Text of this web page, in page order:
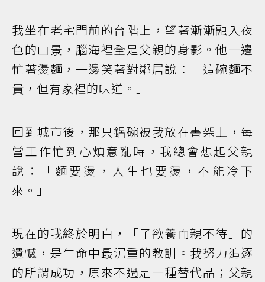
我坐在老宅門前的台階上，望著漸漸融入夜
色的山景，腦海裡全是父親的身影。他一邊
忙著燙麵，一邊笑著對鄰居說：「這碗麵不
貴，但有家裡的味道。」
回到城市後，那只鋁碗被我放在書架上，每
當工作忙到心煩意亂時，我總會想起父親
說：「麵要燙，人生也要燙，不能冷下
來。」
現在的我終於明白，「子欲養而親不待」的
遺憾，是生命中最沉重的教訓。我努力追逐
的所謂成功，原來不過是一種替代品；父親